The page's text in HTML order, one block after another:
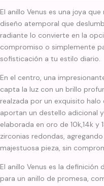
El anillo Venus es una joya
diseño atemporal que
radiante lo convierte en la
compromiso o simplemente
sofisticación a tu estilo diario.
En el centro, una
capta la luz con un brillo
realzada por un exquisito
aportan un destello adicional
elaborada en oro de 10k,14k y
zirconias redondas,
majestuosa pieza, sin
El anillo Venus es la
para un anillo de promesa,